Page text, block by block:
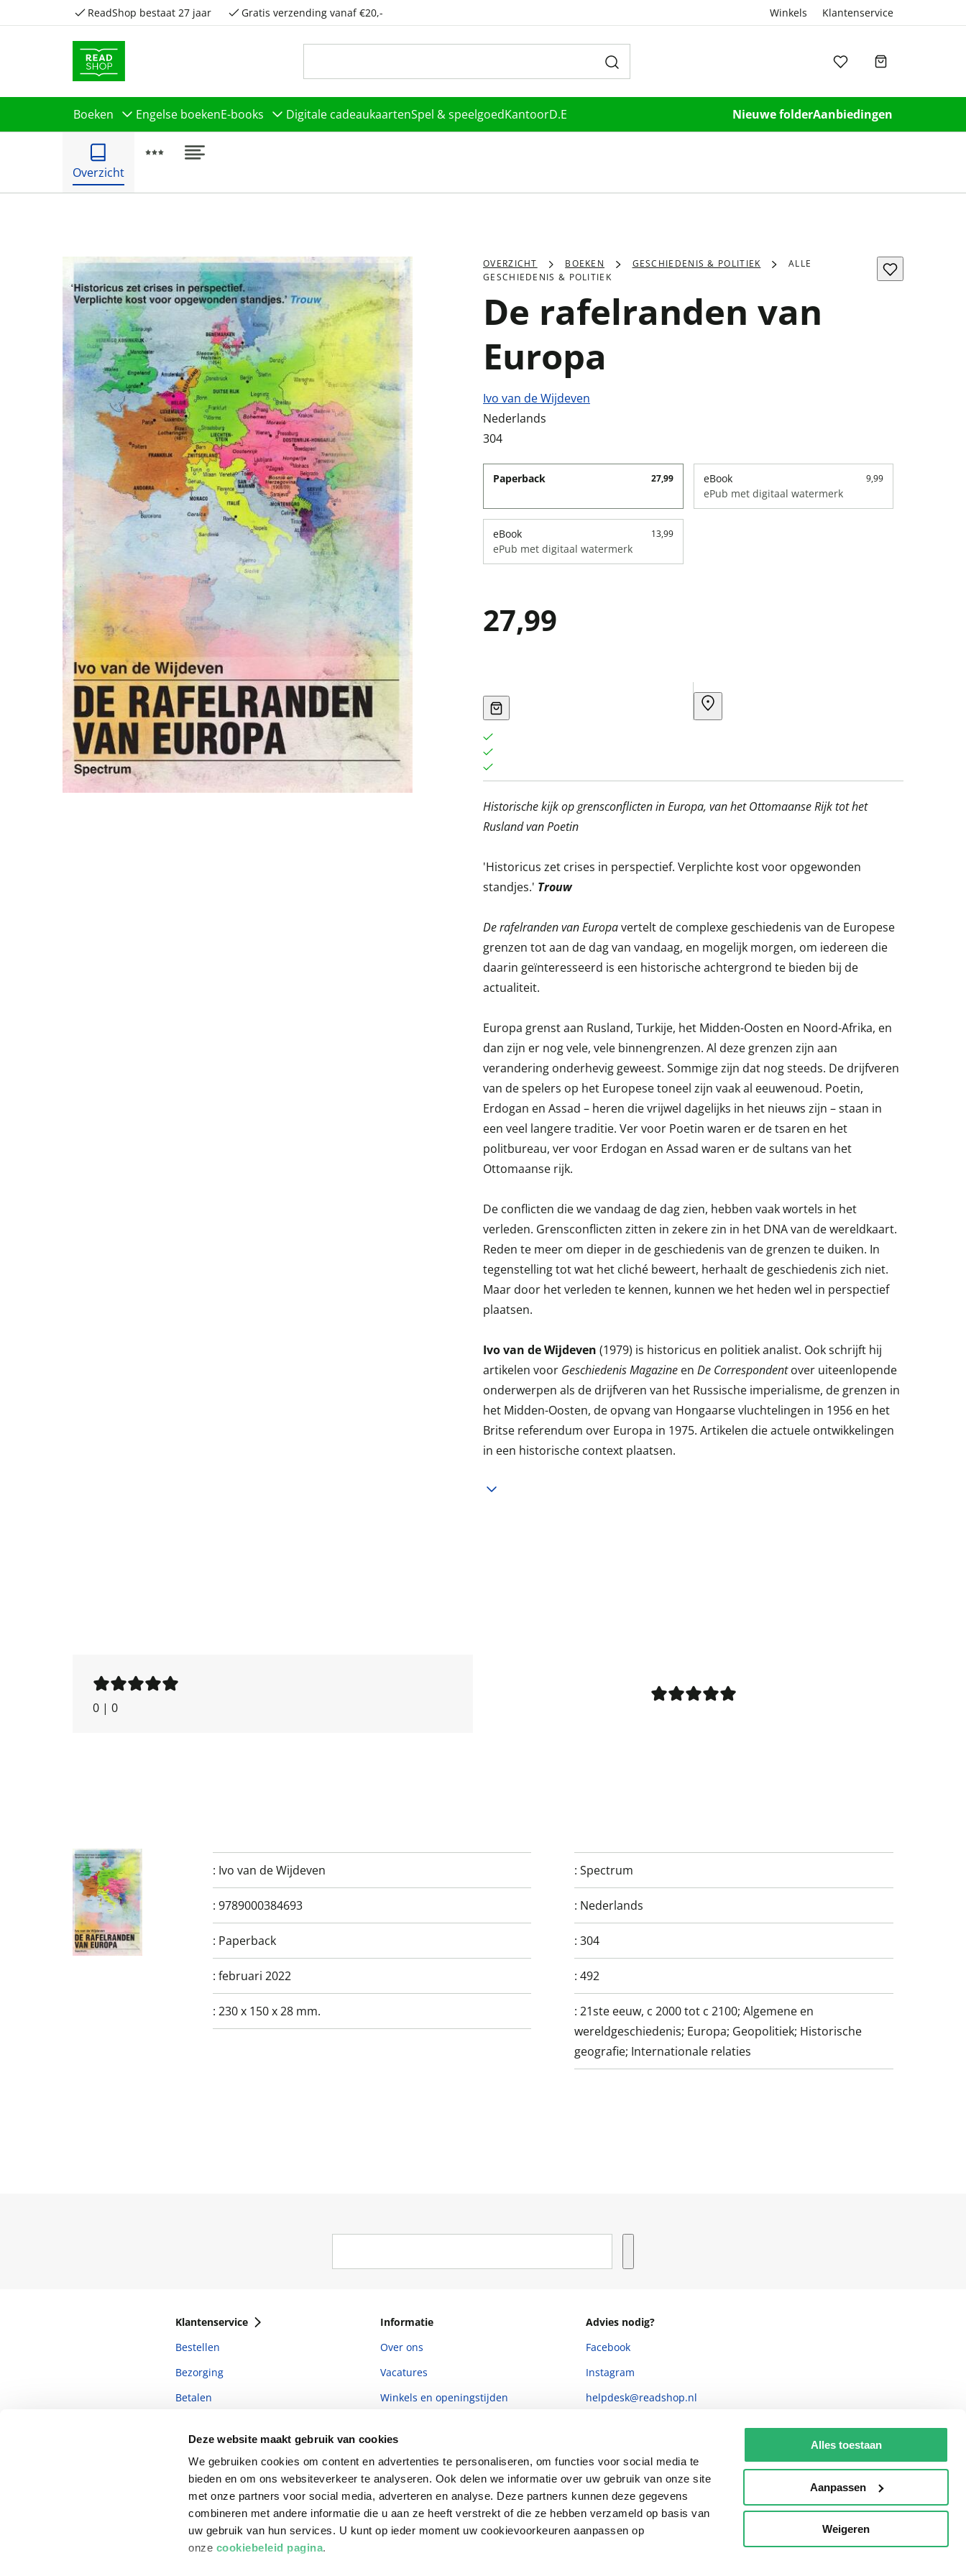
Deze website maakt gebruik van cookies
We gebruiken cookies om content en advertenties te personaliseren, om functies voor social media te
bieden en om ons websiteverkeer te analyseren. Ook delen we informatie over uw gebruik van onze site
met onze partners voor social media, adverteren en analyse. Deze partners kunnen deze gegevens
combineren met andere informatie die u aan ze heeft verstrekt of die ze hebben verzameld op basis van
uw gebruik van hun services. U kunt op ieder moment uw cookievoorkeuren aanpassen op
onze cookiebeleid pagina.
Alles toestaan
Aanpassen
Weigeren
ReadShop bestaat 27 jaar Gratis verzending vanaf €20,- Winkels Klantenservice
Boeken Engelse boekenE-books Digitale cadeaukaartenSpel & speelgoedKantoorD.E Nieuwe folderAanbiedingen
Overzicht
OVERZICHT BOEKEN GESCHIEDENIS & POLITIEK
ALLE
GESCHIEDENIS & POLITIEK
De rafelranden van
Europa
Ivo van de Wijdeven
Nederlands
304
Paperback 27,99 eBook 9,99
ePub met digitaal watermerk
eBook 13,99
ePub met digitaal watermerk
27,99
Historische kijk op grensconflicten in Europa, van het Ottomaanse Rijk tot het
Rusland van Poetin
'Historicus zet crises in perspectief. Verplichte kost voor opgewonden
standjes.' Trouw
De rafelranden van Europavertelt de complexe geschiedenis van de Europese
grenzen tot aan de dag van vandaag, en mogelijk morgen, om iedereen die
daarin geïnteresseerd is een historische achtergrond te bieden bij de
actualiteit.
Europa grenst aan Rusland, Turkije, het Midden-Oosten en Noord-Afrika, en
dan zijn er nog vele, vele binnengrenzen. Al deze grenzen zijn aan
verandering onderhevig geweest. Sommige zijn dat nog steeds. De drijfveren
van de spelers op het Europese toneel zijn vaak al eeuwenoud. Poetin,
Erdogan en Assad – heren die vrijwel dagelijks in het nieuws zijn – staan in
een veel langere traditie. Ver voor Poetin waren er de tsaren en het
politbureau, ver voor Erdogan en Assad waren er de sultans van het
Ottomaanse rijk.
De conflicten die we vandaag de dag zien, hebben vaak wortels in het
verleden. Grensconflicten zitten in zekere zin in het DNA van de wereldkaart.
Reden te meer om dieper in de geschiedenis van de grenzen te duiken. In
tegenstelling tot wat het cliché beweert, herhaalt de geschiedenis zich niet.
Maar door het verleden te kennen, kunnen we het heden wel in perspectief
plaatsen.
Ivo van de Wijdeven (1979) is historicus en politiek analist. Ook schrijft hij
artikelen voor Geschiedenis Magazine en De Correspondentover uiteenlopende
onderwerpen als de drijfveren van het Russische imperialisme, de grenzen in
het Midden-Oosten, de opvang van Hongaarse vluchtelingen in 1956 en het
Britse referendum over Europa in 1975. Artikelen die actuele ontwikkelingen
in een historische context plaatsen.
0 | 0
: Ivo van de Wijdeven :Spectrum
: 9789000384693 : Nederlands
: Paperback :304
: februari 2022 :492
: 230 x 150 x 28 mm. :21ste eeuw, c 2000 tot c 2100; Algemene en
wereldgeschiedenis; Europa; Geopolitiek; Historische
geografie; Internationale relaties
Klantenservice
Bestellen
Bezorging
Betalen
Veelgestelde vragen
Informatie
Over ons
Vacatures
Winkels en openingstijden
Ondernemer worden
Vulnerability Disclosure policy
Advies nodig?
Facebook
Instagram
helpdesk@readshop.nl